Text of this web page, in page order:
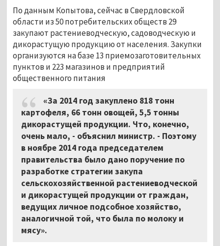
По данным Копытова, сейчас в Свердловской
области из 50 потребительских обществ 29
закупают растениеводческую, садоводческую и
дикорастущую продукцию от населения. Закупки
организуются на базе 13 приемозаготовительных
пунктов и 223 магазинов и предприятий
общественного питания
«За 2014 год закуплено 818 тонн
картофеля, 66 тонн овощей, 5,5 тонны
дикорастущей продукции. Что, конечно,
очень мало, - объяснил министр. - Поэтому
в ноябре 2014 года председателем
правительства было дано поручение по
разработке стратегии закупа
сельскохозяйственной растениеводческой
и дикорастущей продукции от граждан,
ведущих личное подсобное хозяйство,
аналогичной той, что была по молоку и
мясу».